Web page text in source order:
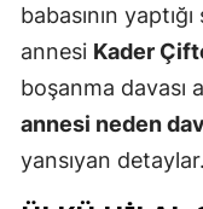
babasının
annesi Kader
boşanma davası
annesi neden
yansıyan